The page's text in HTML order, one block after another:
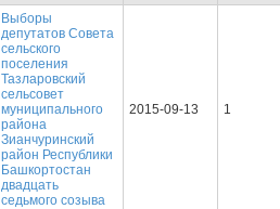
Выборы
депутатов Совета
сельского
поселения
Тазларовский
сельсовет
муниципального
района
Зианчуринский
район Республики
Башкортостан
двадцать
седьмого созыва
2015-09-13 1